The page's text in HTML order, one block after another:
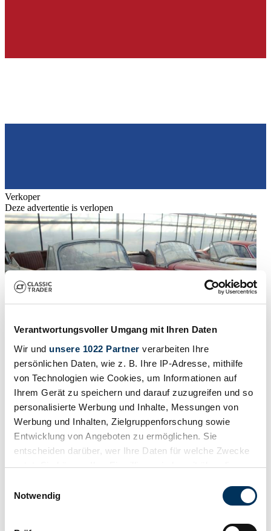
Verantwortungsvoller Umgang mit Ihren Daten
Wir und unsere 1022 Partner verarbeiten Ihre
persönlichen Daten, wie z. B. Ihre IP-Adresse, mithilfe
von Technologien wie Cookies, um Informationen auf
Ihrem Gerät zu speichern und darauf zuzugreifen und so
personalisierte Werbung und Inhalte, Messungen von
Werbung und Inhalten, Zielgruppenforschung sowie
Entwicklung von Angeboten zu ermöglichen. Sie
entscheiden darüber, wer Ihre Daten für welche Zwecke
nutzt. Sie können Ihre Einwilligung jederzeit über die
Trigger Symbol ändern oder widerrufen
Notwendig
Verkoper
Deze advertentie is verlopen
1948 | Sunbeam Alpine Talbot
Sunbeam-Talbot Cabrio
€ 6.7509 jaar geleden